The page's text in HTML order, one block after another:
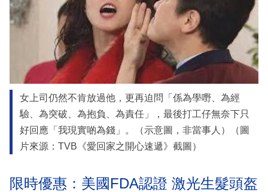
女上司仍然不肯放過他，更再迫問「係為學嘢、為經
驗、為突破、為抱負、為責任」，最後打工仔無奈下只
好回應「我現實啲為錢」。（示意圖，非當事人）（圖
片來源：TVB《愛回家之開心速遞》截圖）
限時優惠：美國FDA認證 激光生髮頭盔